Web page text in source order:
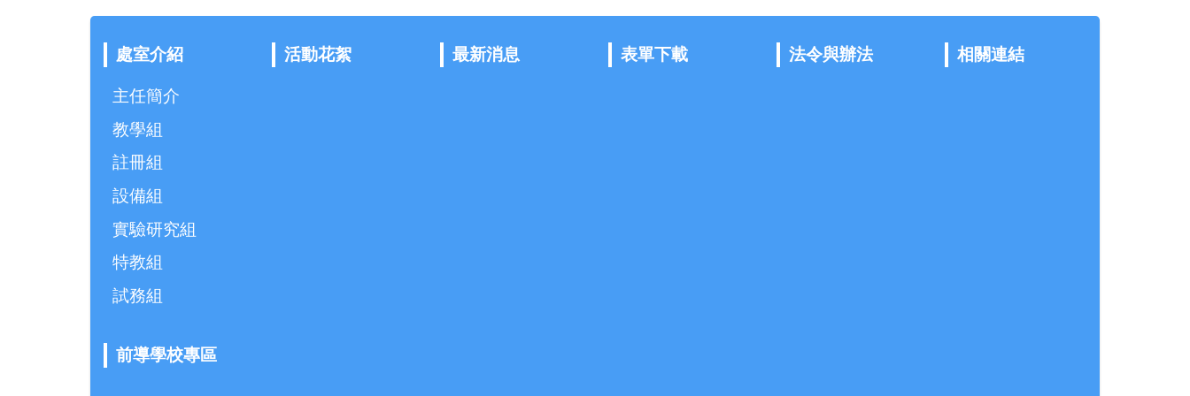
處室介紹
主任簡介
教學組
註冊組
設備組
實驗研究組
特教組
試務組
活動花絮 最新消息 表單下載 法令與辦法 相關連結
前導學校專區